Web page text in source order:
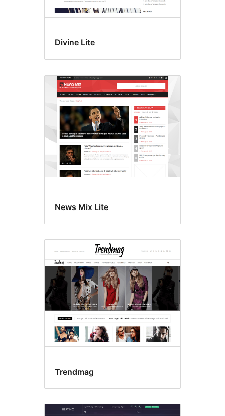
Divine Lite
News Mix Lite
Trendmag